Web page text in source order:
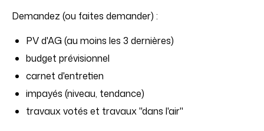
Demandez (ou faites demander) :
PV d'AG (au moins les 3 dernières)
budget prévisionnel
carnet d'entretien
impayés (niveau, tendance)
travaux votés et travaux "dans l'air"